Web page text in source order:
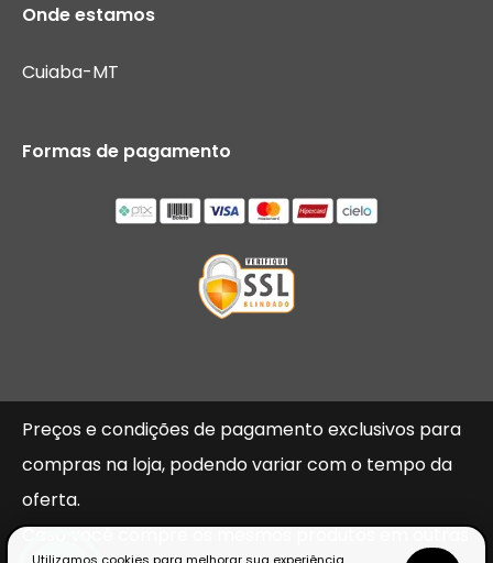
Onde estamos
Cuiaba-MT
Formas de pagamento
Preços e condições de pagamento exclusivos para
compras na loja, podendo variar com o tempo da
oferta.
Caso você compre os mesmos produtos em outras
Utilizamos cookies para melhorar sua experiência